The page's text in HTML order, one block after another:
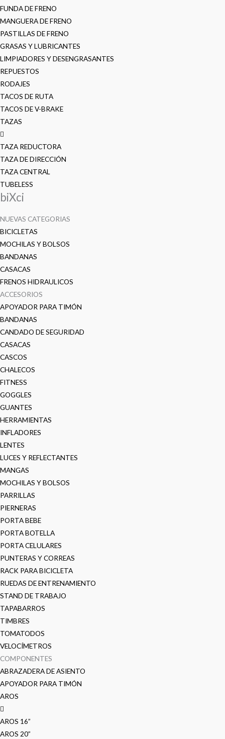
FUNDA DE FRENO
MANGUERA DE FRENO
PASTILLAS DE FRENO
GRASAS Y LUBRICANTES
LIMPIADORES Y DESENGRASANTES
REPUESTOS
RODAJES
TACOS DE RUTA
TACOS DE V-BRAKE
TAZAS
TAZA REDUCTORA
TAZA DE DIRECCIÓN
TAZA CENTRAL
TUBELESS
biXci
NUEVAS CATEGORIAS
BICICLETAS
MOCHILAS Y BOLSOS
BANDANAS
CASACAS
FRENOS HIDRAULICOS
ACCESORIOS
APOYADOR PARA TIMÓN
BANDANAS
CANDADO DE SEGURIDAD
CASACAS
CASCOS
CHALECOS
FITNESS
GOGGLES
GUANTES
HERRAMIENTAS
INFLADORES
LENTES
LUCES Y REFLECTANTES
MANGAS
MOCHILAS Y BOLSOS
PARRILLAS
PIERNERAS
PORTA BEBE
PORTA BOTELLA
PORTA CELULARES
PUNTERAS Y CORREAS
RACK PARA BICICLETA
RUEDAS DE ENTRENAMIENTO
STAND DE TRABAJO
TAPABARROS
TIMBRES
TOMATODOS
VELOCÍMETROS
COMPONENTES
ABRAZADERA DE ASIENTO
APOYADOR PARA TIMÓN
AROS
AROS 16”
AROS 20”